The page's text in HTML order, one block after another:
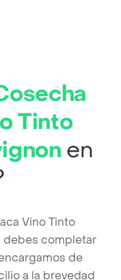
Tinto
en
Vino Tinto
debes completar
de
a la brevedad